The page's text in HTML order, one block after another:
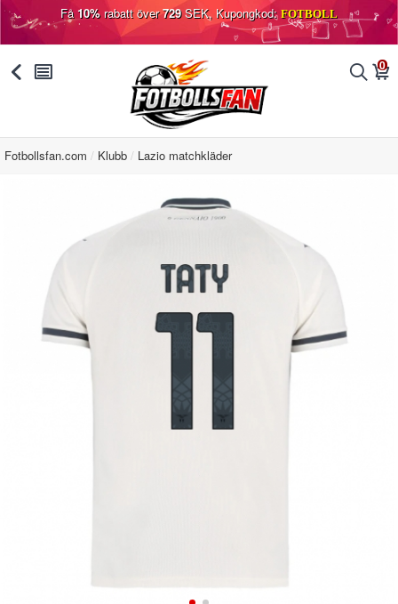
Få10%rabatt över729SEK, Kupongkod: FOTBOLL
󰅯 󰂩 󰂨 0
󰃦
Fotbollsfan.com Klubb Lazio matchkläder